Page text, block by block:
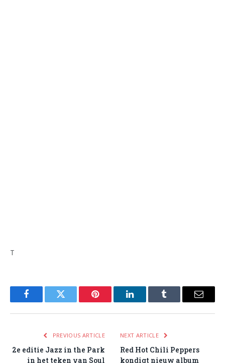
T
FacebookTwitter Pinterest LinkedInTumblr Email
PREVIOUS ARTICLE
2e editie Jazz in the Park
in het teken van Soul
NEXT ARTICLE
Red Hot Chili Peppers
kondigt nieuw album